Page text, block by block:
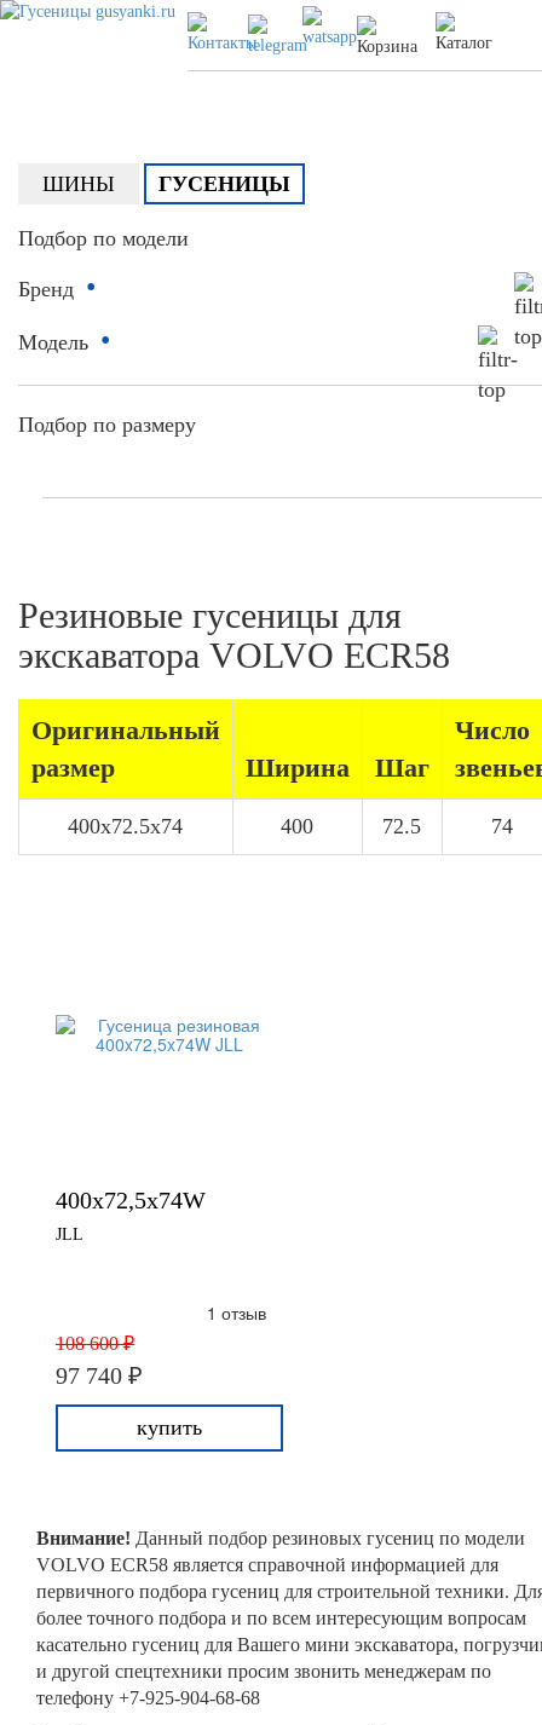
ШИНЫ ГУСЕНИЦЫ
Подбор по модели
Бренд •
Модель •
Подбор по размеру
Резиновые гусеницы для
экскаватора VOLVO ECR58
Оригинальный
размер
Ширина Шаг
Число
400x72.5x74 400 72.5 74
400x72,5x74W
JLL
1 отзыв
108 600 ₽
97 740 ₽
купить
Внимание! Данный подбор резиновых гусениц по модели
VOLVO ECR58 является справочной информацией для
первичного подбора гусениц для строительной техники.
более точного подбора и по всем интересующим вопросам
касательно гусениц для Вашего мини экскаватора,
и другой спецтехники просим звонить менеджерам по
телефону +7-925-904-68-68